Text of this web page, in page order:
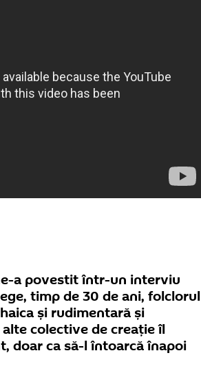
a povestit într-un interviu
timp de 30 de ani, folclorul
și rudimentară și
colective de creație îl
doar ca să-l întoarcă înapoi